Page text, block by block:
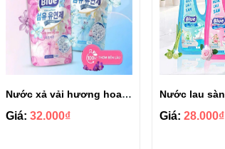
Nước xả vải hương hoa Hàn Quốc Blue túi 1300ml
Giá:32.000₫ Giá: 28.000₫